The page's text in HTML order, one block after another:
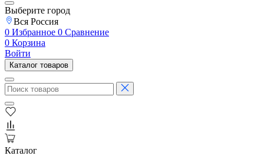
Выберите город
Вся Россия
0 Избранное 0 Сравнение
0 Корзина
Войти
Каталог товаров
Каталог